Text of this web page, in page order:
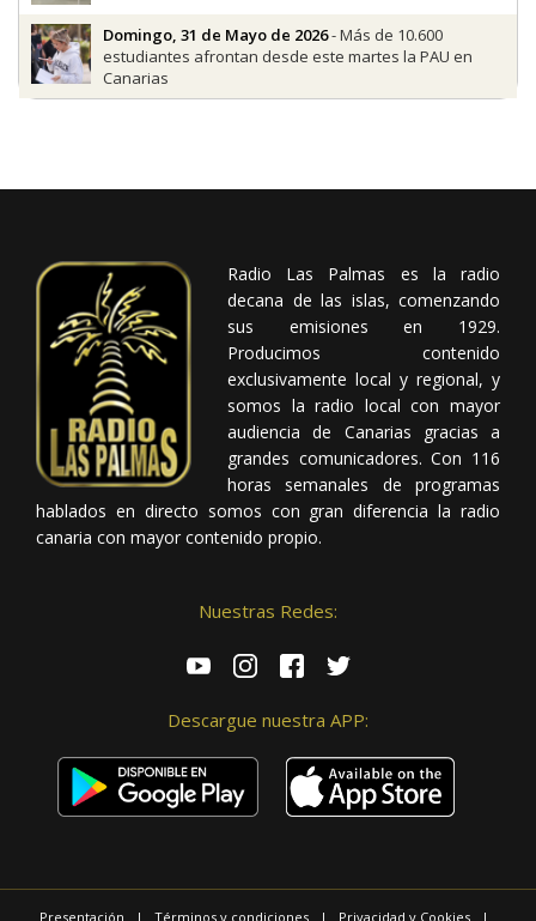
Domingo, 31 de Mayo de 2026- Más de 10.600
estudiantes afrontan desde este martes la PAU en
Canarias
Radio Las Palmas es la radio
decana de las islas, comenzando
sus emisiones en 1929.
Producimos contenido
exclusivamente local y regional, y
somos la radio local con mayor
audiencia de Canarias gracias a
grandes comunicadores. Con 116
horas semanales de programas
hablados en directo somos con gran diferencia la radio
canaria con mayor contenido propio.
Nuestras Redes:
Descargue nuestra APP:
Presentación | Términos y condiciones | Privacidad y Cookies |